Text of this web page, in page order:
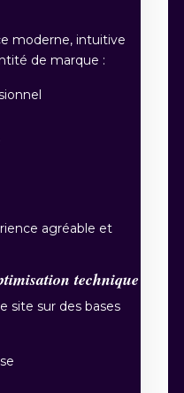
moderne, intuitive
de marque :
agréable et
technique
site sur des bases